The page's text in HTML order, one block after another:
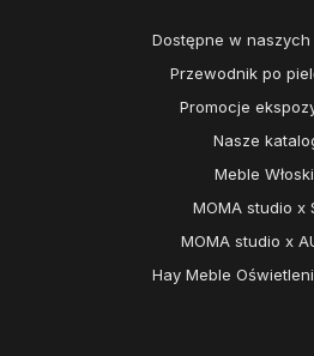
Dostępne w
Przewodnik po
Promocje
Nasze
Meble
MOMA studio x
MOMA studio x
Hay Meble